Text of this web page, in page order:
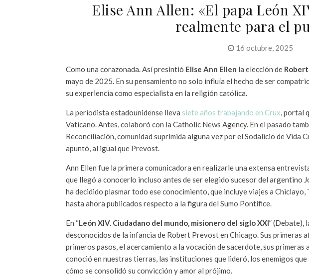
Elise Ann Allen: «El papa León
realmente para el
16 octubre, 2025
Como una corazonada. Así presintió Elise Ann Ellen la elección de
mayo de 2025. En su pensamiento no solo influía el hecho de ser
su experiencia como especialista en la religión católica.
La periodista estadounidense lleva siete años trabajando en Crux, portal
Vaticano. Antes, colaboró con la Catholic News Agency. En el pasado
Reconciliación, comunidad suprimida alguna vez por el Sodalicio de Vida
apuntó, al igual que Prevost.
Ann Ellen fue la primera comunicadora en realizarle una extensa
que llegó a conocerlo incluso antes de ser elegido sucesor del argentino
ha decidido plasmar todo ese conocimiento, que incluye viajes a
hasta ahora publicados respecto a la figura del Sumo Pontífice.
En “León XIV. Ciudadano del mundo, misionero del siglo XXI” (Debate),
desconocidos de la infancia de Robert Prevost en Chicago. Sus primeras
primeros pasos, el acercamiento a la vocación de sacerdote, sus primeras
conoció en nuestras tierras, las instituciones que lideró, los enemigos
cómo se consolidó su convicción y amor al prójimo.